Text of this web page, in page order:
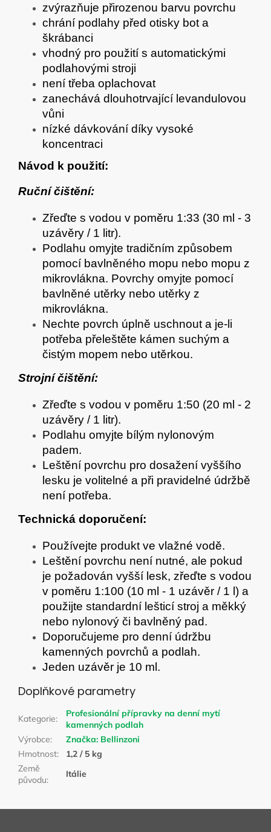
zvýrazňuje přirozenou barvu povrchu
chrání podlahy před otisky bot a
škrábanci
vhodný pro použití s automatickými
podlahovými stroji
není třeba oplachovat
zanechává dlouhotrvající levandulovou
vůni
nízké dávkování díky vysoké
koncentraci
Návod k použití:
Ruční čištění:
Zřeďte s vodou v poměru 1:33 (30 ml - 3
uzávěry / 1 litr).
Podlahu omyjte tradičním způsobem
pomocí bavlněného mopu nebo mopu z
mikrovlákna. Povrchy omyjte pomocí
bavlněné utěrky nebo utěrky z
mikrovlákna.
Nechte povrch úplně uschnout a je-li
potřeba přeleštěte kámen suchým a
čistým mopem nebo utěrkou.
Strojní čištění:
Zřeďte s vodou v poměru 1:50 (20 ml - 2
uzávěry / 1 litr).
Podlahu omyjte bílým nylonovým
padem.
Leštění povrchu pro dosažení vyššího
lesku je volitelné a při pravidelné údržbě
není potřeba.
Technická doporučení:
Používejte produkt ve vlažné vodě.
Leštění povrchu není nutné, ale pokud
je požadován vyšší lesk, zřeďte s vodou
v poměru 1:100 (10 ml - 1 uzávěr / 1 l) a
použijte standardní lešticí stroj a měkký
nebo nylonový či bavlněný pad.
Doporučujeme pro denní údržbu
kamenných povrchů a podlah.
Jeden uzávěr je 10 ml.
Doplňkové parametry
Kategorie:
Profesionální přípravky na denní mytí
kamenných podlah
Výrobce: Značka: Bellinzoni
Hmotnost:
1,2 / 5 kg
Země
původu:
Itálie